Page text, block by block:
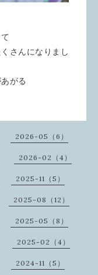
さんになりまし
がる
2026-05（6）
2026-02（4）
2025-11（5）
2025-08（12）
2025-05（8）
2025-02（4）
2024-11（5）